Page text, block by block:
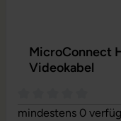
MicroConnect
Videokabel
Durchschnittliche
mindestens 0